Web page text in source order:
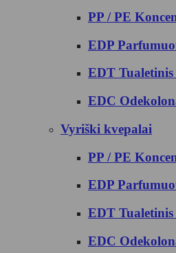
PP / PE
EDP
EDT
EDC
Vyriški kvepalai
PP / PE
EDP
EDT
EDC